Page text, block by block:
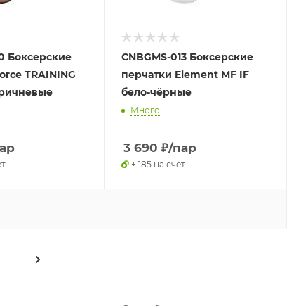
Боксерские
TRAINING
CNBGMS-013 Боксерские
перчатки Element MF IF
бело-чёрные
Много
3 690 ₽/пар
+ 185 на счет